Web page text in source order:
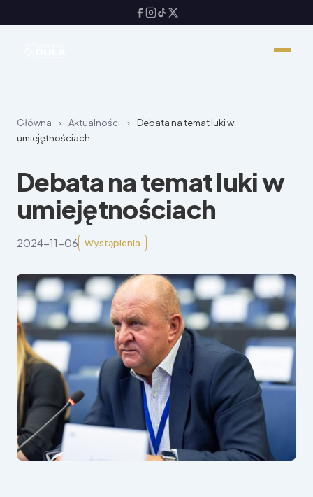
Główna › Aktualności ›
Debata na temat luki w
umiejętnościach
Debata na temat luki w
umiejętnościach
2024-11-06 Wystąpienia